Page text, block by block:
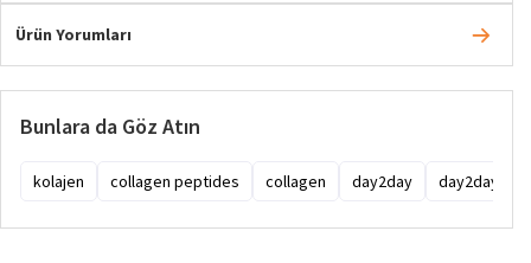
Ürün Yorumları
Bunlara da Göz Atın
kolajen collagen peptides collagen day2day day2day